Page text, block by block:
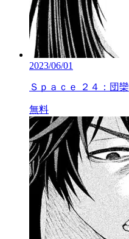
2023/06/01
Ｓｐａｃｅ ２４：団欒
無料